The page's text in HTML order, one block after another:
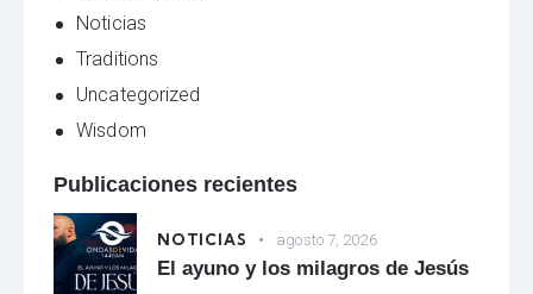
Noticias
Traditions
Uncategorized
Wisdom
Publicaciones recientes
NOTICIAS agosto 7, 2026
El ayuno y los milagros de Jesús